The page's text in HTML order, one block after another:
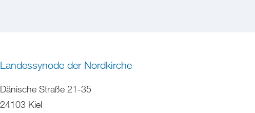
Landessynode der Nordkirche
Dänische Straße 21-35
24103 Kiel